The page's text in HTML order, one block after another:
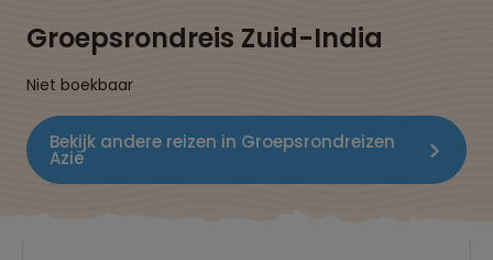
Groepsrondreis Zuid-India
Niet boekbaar
Bekijk andere reizen in Groepsrondreizen
Azië